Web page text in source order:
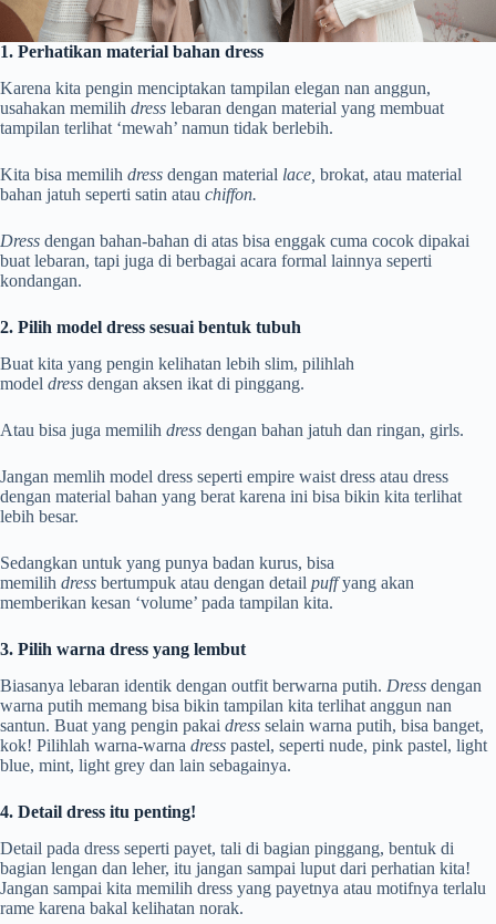
1. Perhatikan material bahan dress
Karena kita pengin menciptakan tampilan elegan nan anggun,
usahakan memilih dress lebaran dengan material yang membuat
tampilan terlihat ‘mewah’ namun tidak berlebih.
Kita bisa memilih dress dengan material lace, brokat, atau material
bahan jatuh seperti satin atau chiffon.
Dress dengan bahan-bahan di atas bisa enggak cuma cocok dipakai
buat lebaran, tapi juga di berbagai acara formal lainnya seperti
kondangan.
2. Pilih model dress sesuai bentuk tubuh
Buat kita yang pengin kelihatan lebih slim, pilihlah
model dress dengan aksen ikat di pinggang.
Atau bisa juga memilih dress dengan bahan jatuh dan ringan, girls.
Jangan memlih model dress seperti empire waist dress atau dress
dengan material bahan yang berat karena ini bisa bikin kita terlihat
lebih besar.
Sedangkan untuk yang punya badan kurus, bisa
memilih dress bertumpuk atau dengan detail puffyang akan
memberikan kesan ‘volume’ pada tampilan kita.
3. Pilih warna dress yang lembut
Biasanya lebaran identik dengan outfit berwarna putih. Dress dengan
warna putih memang bisa bikin tampilan kita terlihat anggun nan
santun. Buat yang pengin pakai dress selain warna putih, bisa banget,
kok! Pilihlah warna-warna dress pastel, seperti nude, pink pastel, light
blue, mint, light grey dan lain sebagainya.
4. Detail dress itu penting!
Detail pada dress seperti payet, tali di bagian pinggang, bentuk di
bagian lengan dan leher, itu jangan sampai luput dari perhatian kita!
Jangan sampai kita memilih dress yang payetnya atau motifnya terlalu
rame karena bakal kelihatan norak.